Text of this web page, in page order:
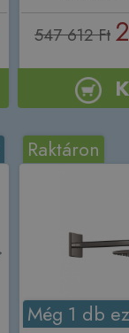
547 612 Ft
Raktáron
Még 1 db